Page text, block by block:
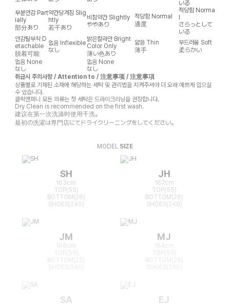
いる
부분안감 Part
ially
部分あり
약간당겨짐 Slig
htly
若干あり
비침약간 Slightly
ややあり
적당함 Normal
適度
적당함 Norma
さらっとして
いる
안감탈부착 D
etachable
脱着可能
없음 Inflexible
なし
밝은칼라만 Bright
Color Only
薄い色あり
얇음 Thin
薄手
부드러움 Soft
柔らかい
없음 None
なし
없음 None
なし
취급시 주의사항 / Attention to / 注意事项 / 注意事項
상품별로 기재된 소재에 해당하는 세탁 및 관리법을 지켜주셔야 더 오래 예쁘게 입으실
수 있습니다.
클릭앤퍼니 모든 의류는 첫 세탁은 드라이크리닝을 권장합니다.
Dry Clean is recommended on the first wash.
建议在第一次洗涤时使用干洗。
最初の洗濯は専門店にてドライクリーニングをしてください。
MODEL SIZE
SH
163cm
TOP(55)
BOTTOM(26)
SHOES(240)
JH
167cm
TOP(55)
BOTTOM(26)
SHOES(240)
JM
166cm
TOP(55)
BOTTOM(25)
MJ
164cm
TOP(55)
BOTTOM(26)
SA EJ